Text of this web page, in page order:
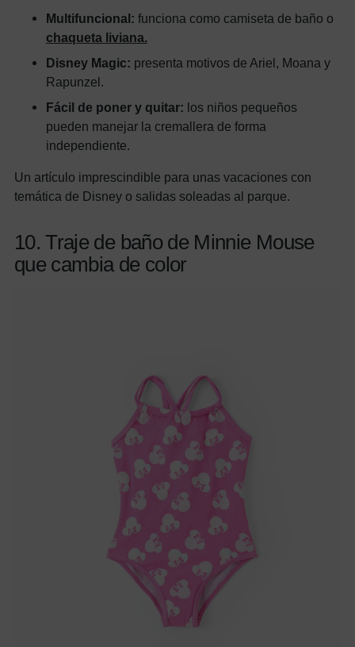
Multifuncional: funciona como camiseta de baño o
chaqueta liviana.
Disney Magic: presenta motivos de Ariel, Moana y
Rapunzel.
Fácil de poner y quitar: los niños pequeños
pueden manejar la cremallera de forma
independiente.
Un artículo imprescindible para unas vacaciones con
temática de Disney o salidas soleadas al parque.
10. Traje de baño de Minnie Mouse
que cambia de color